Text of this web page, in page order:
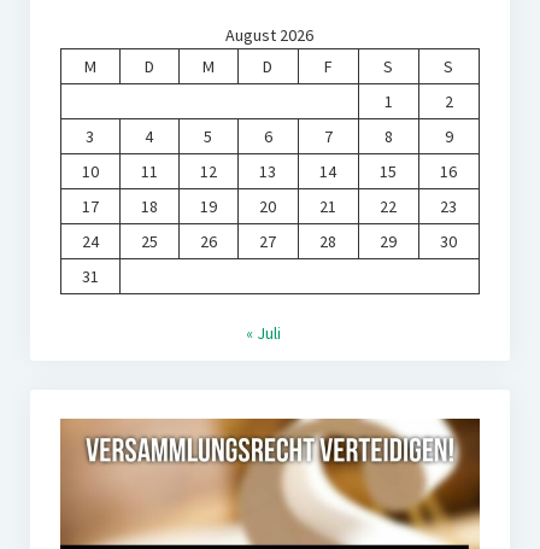
August 2026
M
D M D F S
S
1
2
3
4 5 6 7 8
9
10
11 12 13 14 15
16
17
18 19 20 21 22
23
24
25 26 27 28 29
30
31
« Juli